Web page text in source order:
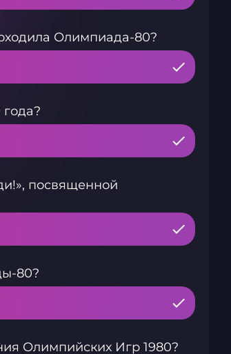
Олимпиада-80?
посвященной
80?
Олимпийских Игр 1980?